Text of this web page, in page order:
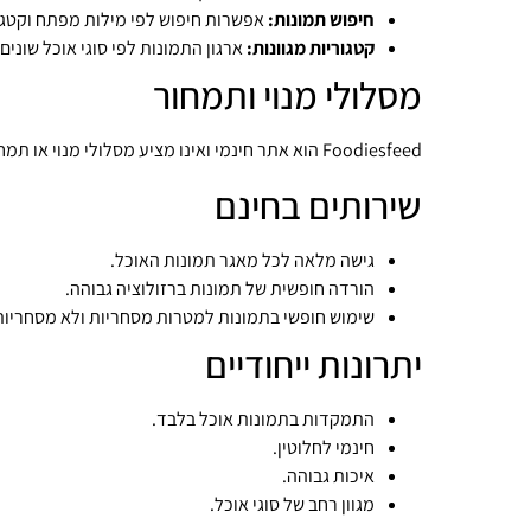
חיפוש תמונות:אפשרות חיפוש לפי מילות מפתח
קטגוריות מגוונות:ארגון התמונות לפי סוגי אוכל
מסלולי מנוי ותמחור
Foodiesfeed הוא אתר חינמי ואינו מציע מסלולי מנוי או תמחור.
שירותים בחינם
גישה מלאה לכל מאגר תמונות האוכל.
הורדה חופשית של תמונות ברזולוציה גבוהה.
שימוש חופשי בתמונות למטרות מסחריות ולא
יתרונות ייחודיים
התמקדות בתמונות אוכל בלבד.
חינמי לחלוטין.
איכות גבוהה.
מגוון רחב של סוגי אוכל.